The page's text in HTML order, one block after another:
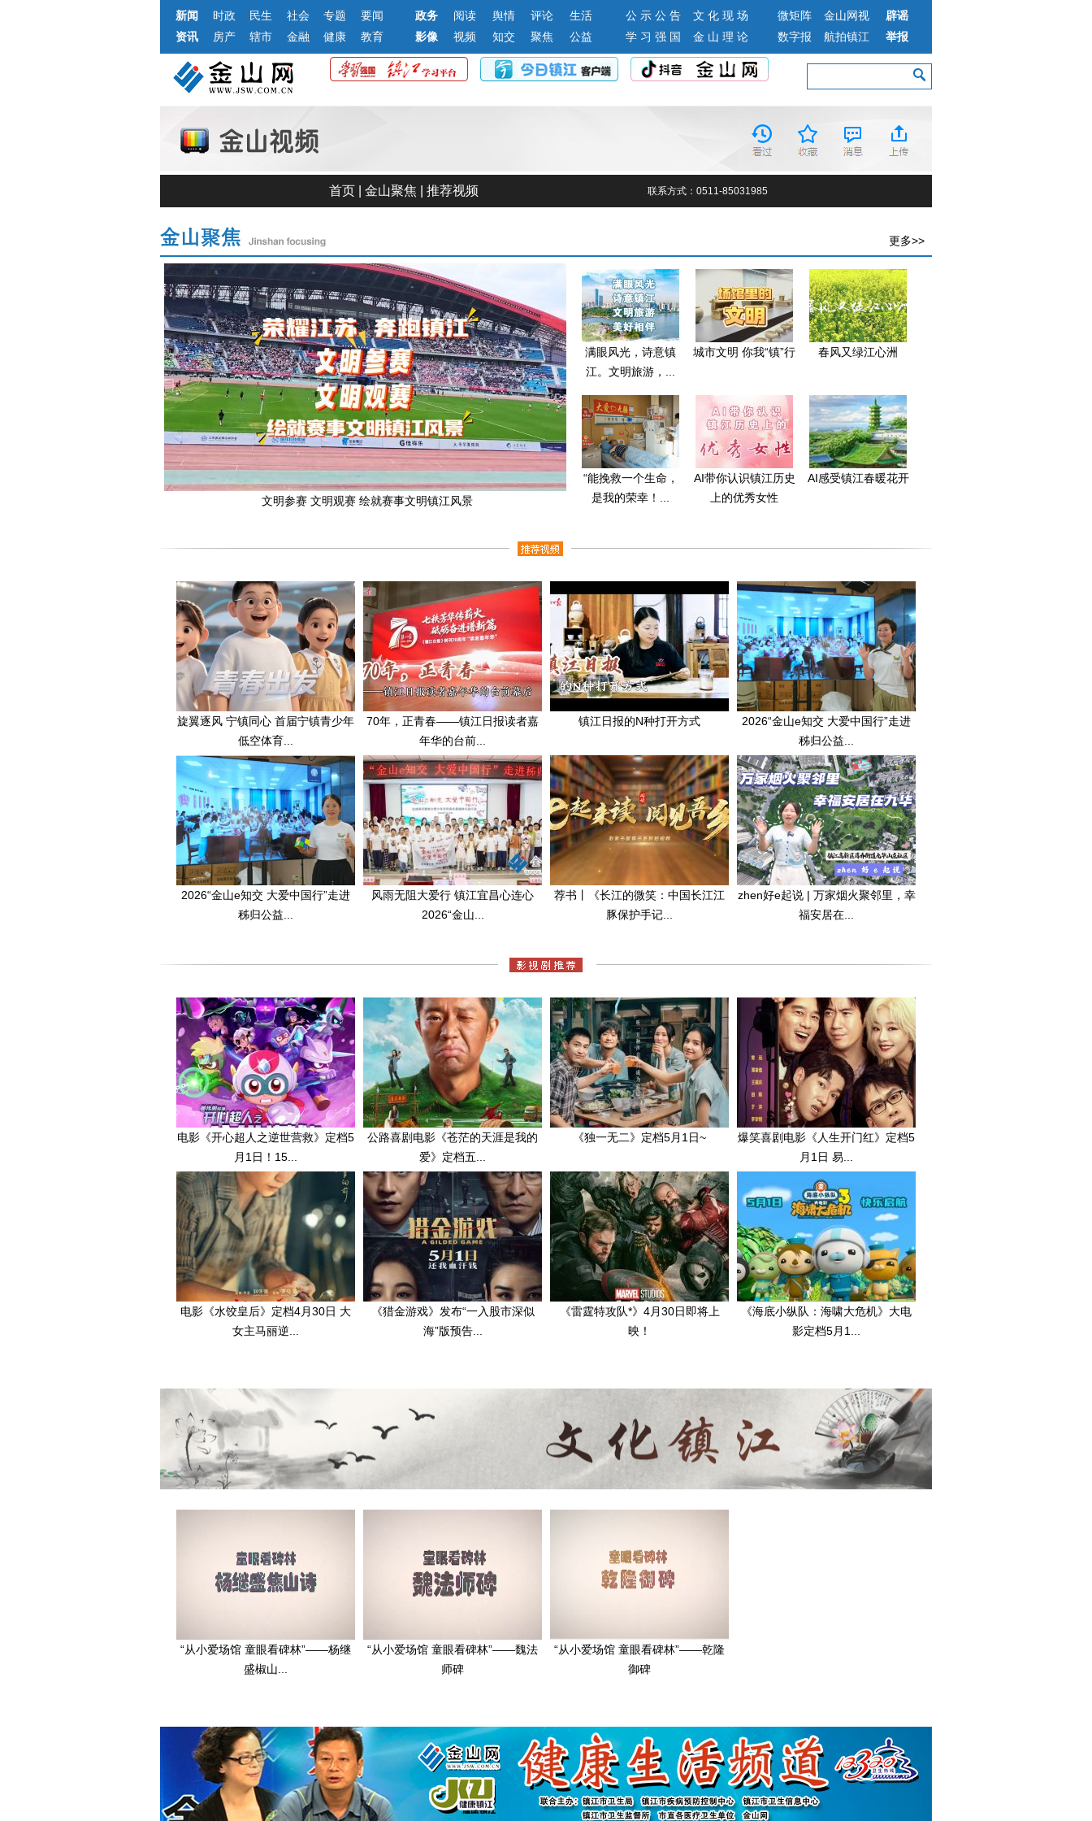
新闻 时政 民生 社会 专题
要闻
资讯
房产 辖市 金融 健康 教育
政务 阅读 舆情 评论
生活
影像
视频 知交 聚焦 公益
公 示 公 告
文 化 现 场
学 习 强 国
金 山 理 论
微矩阵
金山网视
数字报
航拍镇江
辟谣
举报
首页 金山聚焦 推荐视频 联系方式：0511-85031985
更多>>
文明参赛 文明观赛 绘就赛事文明镇江风景
满眼风光，诗意镇
江。文明旅游，...
城市文明 你我“镇”行 春风又绿江心洲
“能挽救一个生命，
是我的荣幸！...
AI带你认识镇江历史
上的优秀女性
AI感受镇江春暖花开
旋翼逐风 宁镇同心 首届宁镇青少年
低空体育...
70年，正青春——镇江日报读者嘉
年华的台前...
镇江日报的N种打开方式
2026“金山e知交 大爱中国行”走进
秭归公益...
2026“金山e知交 大爱中国行”走进
秭归公益...
风雨无阻大爱行 镇江宜昌心连心
2026“金山...
荐书丨《长江的微笑：中国长江江
豚保护手记...
zhen好e起说 | 万家烟火聚邻里，幸
福安居在...
电影《开心超人之逆世营救》定档5
月1日！15...
公路喜剧电影《苍茫的天涯是我的
爱》定档五...
《独一无二》定档5月1日~
爆笑喜剧电影《人生开门红》定档5
月1日 易...
电影《水饺皇后》定档4月30日 大
女主马丽逆...
《猎金游戏》发布“一入股市深似
海”版预告...
《雷霆特攻队*》4月30日即将上
映！
《海底小纵队：海啸大危机》大电
影定档5月1...
“从小爱场馆 童眼看碑林”——杨继
盛椒山...
“从小爱场馆 童眼看碑林”——魏法
师碑
“从小爱场馆 童眼看碑林”——乾隆
御碑